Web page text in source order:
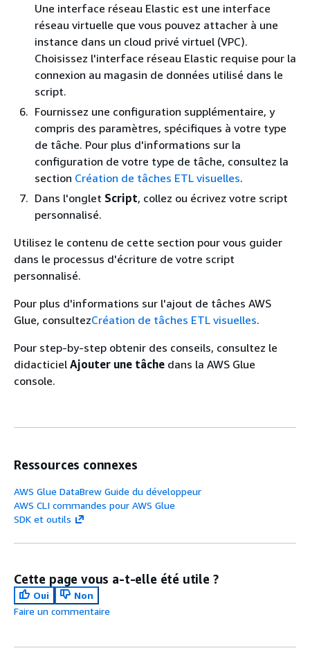
Une interface réseau Elastic est une interface
réseau virtuelle que vous pouvez attacher à une
instance dans un cloud privé virtuel (VPC).
Choisissez l'interface réseau Elastic requise pour la
connexion au magasin de données utilisé dans le
script.
Fournissez une configuration supplémentaire, y
compris des paramètres, spécifiques à votre type
de tâche. Pour plus d'informations sur la
configuration de votre type de tâche, consultez la
section Création de tâches ETL visuelles.
Dans l'onglet Script, collez ou écrivez votre script
personnalisé.
Utilisez le contenu de cette section pour vous guider
dans le processus d'écriture de votre script
personnalisé.
Pour plus d'informations sur l'ajout de tâches AWS
Glue, consultezCréation de tâches ETL visuelles.
Pour step-by-step obtenir des conseils, consultez le
didacticiel Ajouter une tâche dans la AWS Glue
console.
Ressources connexes
AWS Glue DataBrew Guide du développeur
AWS CLI commandes pour AWS Glue
SDK et outils
Cette page vous a-t-elle été utile ?
Oui
Non
Faire un commentaire